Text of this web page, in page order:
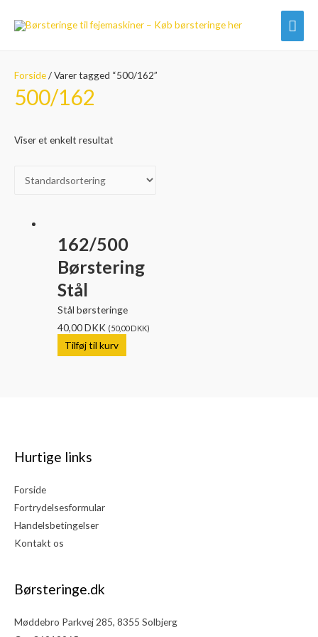
Forside/ Varer tagged “500/162”
500/162
Viser et enkelt resultat
162/500
Børstering
Stål
Stål børsteringe
40,00DKK (50,00DKK)
Tilføj til kurv
Hurtige links
Forside
Fortrydelsesformular
Handelsbetingelser
Kontakt os
Børsteringe.dk
Møddebro Parkvej 285, 8355 Solbjerg